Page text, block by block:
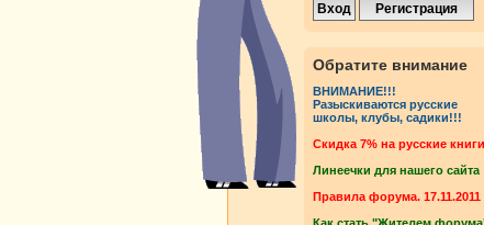
Обратите внимание
ВНИМАНИЕ!!!
Разыскиваются русские
школы, клубы, садики!!!
Cкидка 7% на русские книги
Линеечки для нашего сайта
Правила форума. 17.11.2011